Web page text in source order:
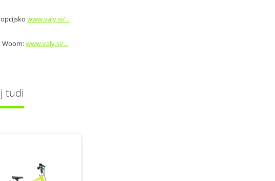
www.valy.si/...
Woom:www.valy.si/...
tudi